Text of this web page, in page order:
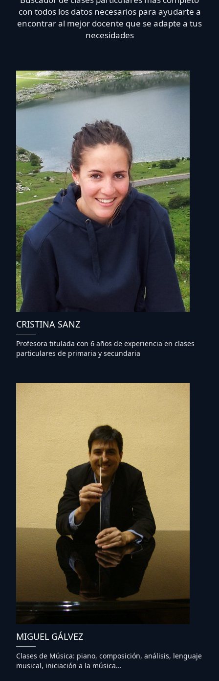
con todos los datos necesarios para ayudarte a
encontrar al mejor docente que se adapte a tus
necesidades
CRISTINA SANZ
Profesora titulada con 6 años de experiencia en clases
particulares de primaria y secundaria
MIGUEL GÁLVEZ
Clases de Música: piano, composición, análisis, lenguaje
musical, iniciación a la música...